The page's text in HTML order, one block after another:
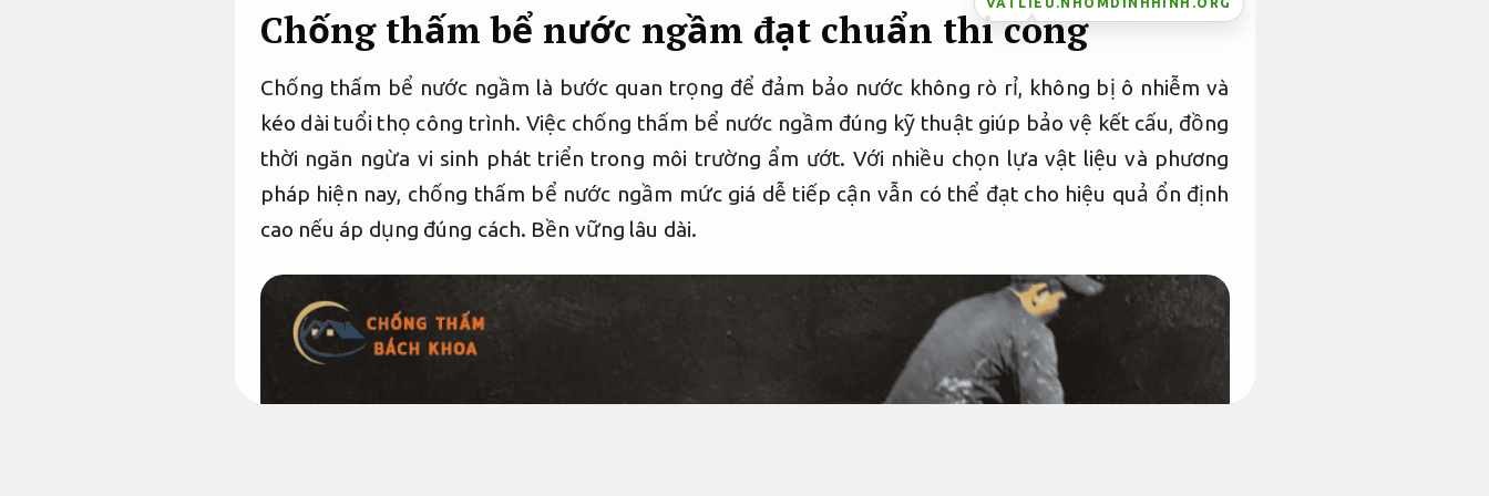
VATLIEU.NHOMDINHHINH.ORG
Chống thấm bể nước ngầm đạt chuẩn thi công
Chống thấm bể nước ngầm là bước quan trọng để đảm bảo nước không rò rỉ, không bị ô nhiễm và
kéo dài tuổi thọ công trình. Việc chống thấm bể nước ngầm đúng kỹ thuật giúp bảo vệ kết cấu, đồng
thời ngăn ngừa vi sinh phát triển trong môi trường ẩm ướt. Với nhiều chọn lựa vật liệu và phương
pháp hiện nay, chống thấm bể nước ngầm mức giá dễ tiếp cận vẫn có thể đạt cho hiệu quả ổn định
cao nếu áp dụng đúng cách. Bền vững lâu dài.